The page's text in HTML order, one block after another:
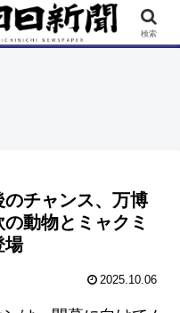
載 街ネタ イベント
チャンス、万博
動物とミャクミ
場
2025.10.06
検索